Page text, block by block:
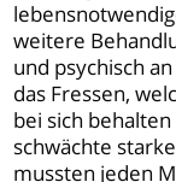
weitere
und psychisch
das Fressen,
bei sich
schwächte
mussten jeden